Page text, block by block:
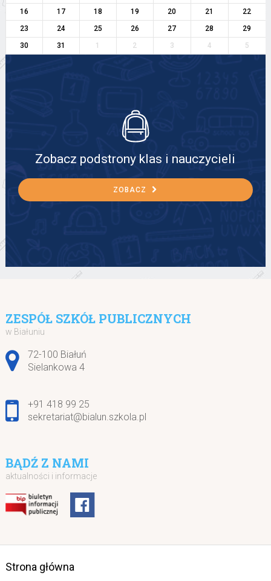
16
17 18 19 20 21
22
23
24 25 26 27 28
29
30
31 1 2 3 4 5
Zobacz podstrony klas i nauczycieli
ZOBACZ
ZESPÓŁ SZKÓŁ PUBLICZNYCH
w Białuniu
Adres pocztowy:
72-100 Białuń
Sielankowa 4
+91 418 99 25
sekretariat@bialun.szkola.pl
BĄDŹ Z NAMI
aktualności i informacje
Strona główna